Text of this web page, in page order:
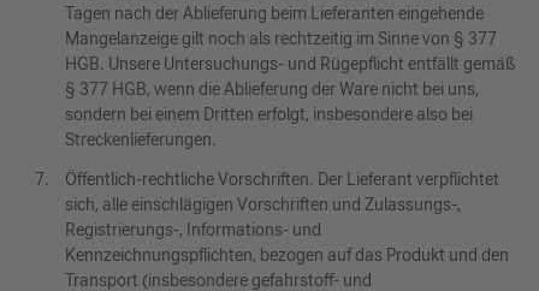
Tagen nach der Ablieferung beim Lieferanten eingehende
Mangelanzeige gilt noch als rechtzeitig im Sinne von § 377
HGB. Unsere Untersuchungs- und Rügepflicht entfällt gemäß
§ 377 HGB, wenn die Ablieferung der Ware nicht bei uns,
sondern bei einem Dritten erfolgt, insbesondere also bei
Streckenlieferungen.
Öffentlich-rechtliche Vorschriften. Der Lieferant verpflichtet
sich, alle einschlägigen Vorschriften und Zulassungs-,
Registrierungs-, Informations- und
Kennzeichnungspflichten, bezogen auf das Produkt und den
Transport (insbesondere gefahrstoff- und